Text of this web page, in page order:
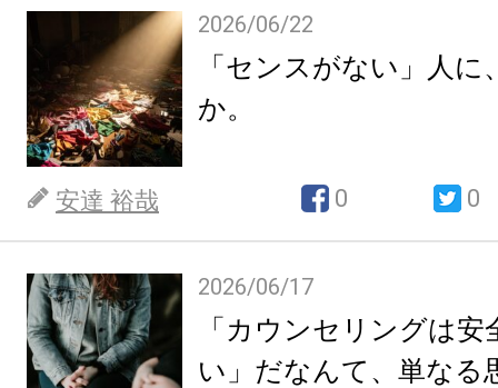
2026/06/22
「センスがない」人
か。
安達 裕哉 0 0
2026/06/17
「カウンセリングは
い」だなんて、単なる